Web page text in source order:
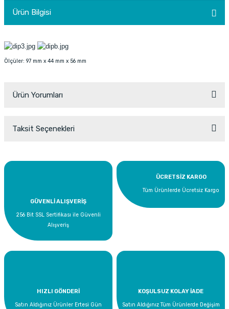
Ürün Bilgisi
Ölçüler: 97 mm x 44 mm x 56 mm
Ürün Yorumları
Yorum Yaz
Taksit Seçenekleri
GÜVENLİ ALIŞVERİŞ
256 Bit SSL Sertifikası ile Güvenli
Alışveriş
ÜCRETSİZ KARGO
Tüm Ürünlerde Ücretsiz Kargo
HIZLI GÖNDERİ
Satın Aldığınız Ürünler Ertesi Gün
KOŞULSUZ KOLAY İADE
Satın Aldığınız Tüm Ürünlerde Değişim